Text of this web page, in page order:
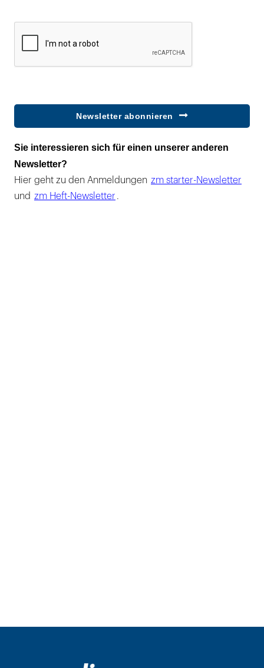
Newsletter abonnieren
Sie interessieren sich für einen unserer anderen
Newsletter?
Hier geht zu den Anmeldungen zm starter-Newsletter
und zm Heft-Newsletter .